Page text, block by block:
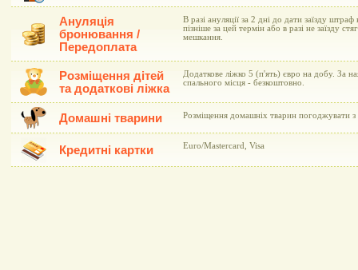
Ануляція
бронювання /
Передоплата
В разі ануляції за 2 дні до дати заїзду штраф
пізніше за цей термін або в разі не заїзду
мешкання.
Розміщення дітей
та додаткові ліжка
Додаткове ліжко 5 (п'ять) євро на добу. За
спального місця - безкоштовно.
Домашні тварини Розміщення домашніх тварин погоджувати з
Кредитні картки Euro/Mastercard, Visa